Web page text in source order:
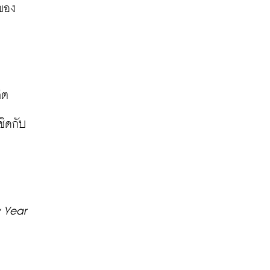
อง
ดกับ
Year